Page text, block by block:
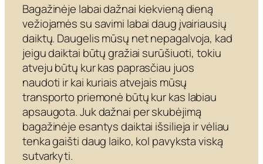
Bagažinėje labai dažnai kiekvieną dieną
vežiojamės su savimi labai daug įvairiausių
daiktų. Daugelis mūsų net nepagalvoja, kad
jeigu daiktai būtų gražiai surūšiuoti, tokiu
atveju būtų kur kas paprasčiau juos
naudoti ir kai kuriais atvejais mūsų
transporto priemonė būtų kur kas labiau
apsaugota. Juk dažnai per skubėjimą
bagažinėje esantys daiktai išsilieja ir vėliau
tenka gaišti daug laiko, kol pavyksta viską
sutvarkyti.